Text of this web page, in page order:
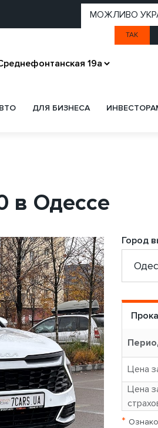
МОЖЛИВО
ТАК
ДЛЯ БИЗНЕСА
в Одессе
Город
Цена
Цена
*